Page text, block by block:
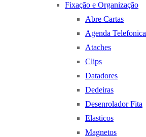
Fixação e Organização
Abre Cartas
Agenda Telefonica
Ataches
Clips
Datadores
Dedeiras
Desenrolador Fita
Elasticos
Magnetos